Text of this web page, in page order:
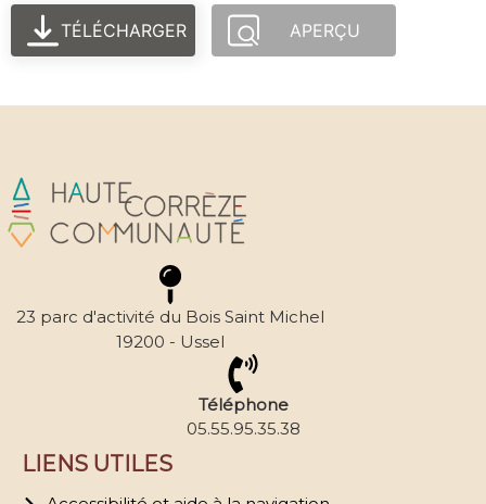
TÉLÉCHARGER APERÇU
23 parc d'activité du Bois Saint Michel
19200 - Ussel
Téléphone
05.55.95.35.38
LIENS UTILES